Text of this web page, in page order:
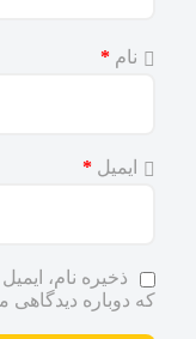
نام *
ایمیل *
ذخیره نام،
که دوباره دیدگاهی